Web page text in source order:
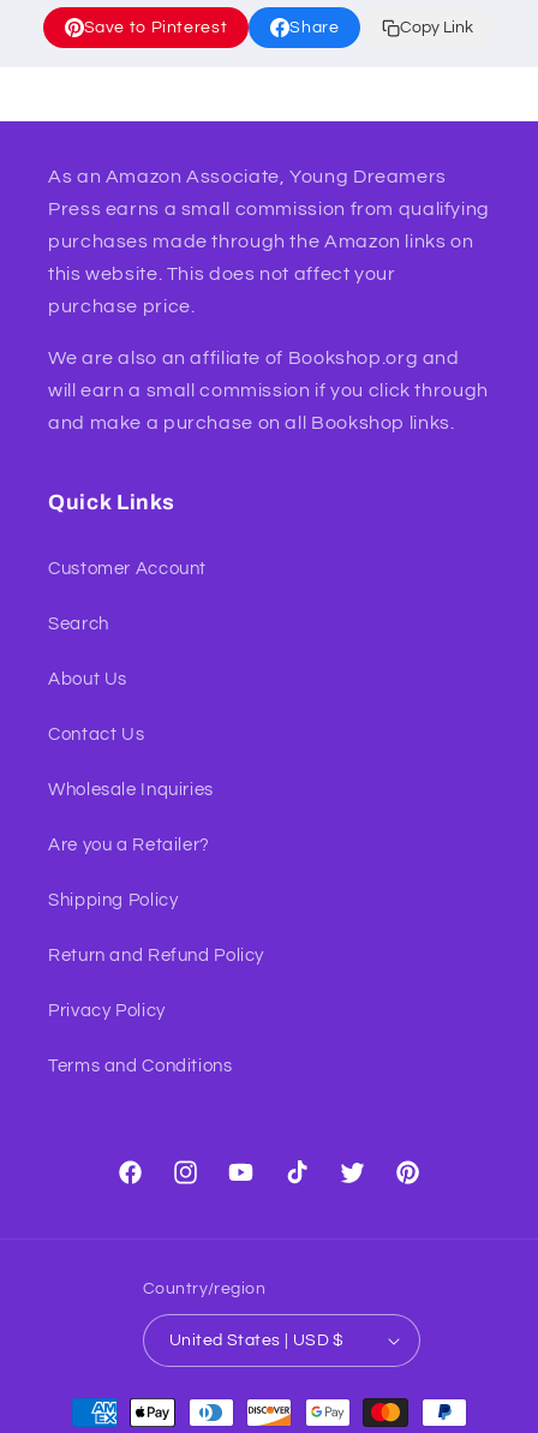
Save to Pinterest Share Copy Link
As an Amazon Associate, Young Dreamers
Press earns a small commission from qualifying
purchases made through the Amazon links on
this website. This does not affect your
purchase price.
We are also an affiliate of Bookshop.org and
will earn a small commission if you click through
and make a purchase on all Bookshop links.
Quick Links
Customer Account
Search
About Us
Contact Us
Wholesale Inquiries
Are you a Retailer?
Shipping Policy
Return and Refund Policy
Privacy Policy
Terms and Conditions
FacebookInstagramYouTubeTikTok Twitter Pinterest
Country/region
United States | USD $
Payment